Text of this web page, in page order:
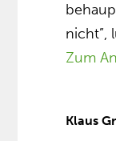
nicht”,
Zum
Klaus